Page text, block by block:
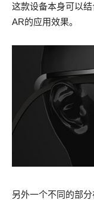
这款设备本身可以
AR的应用效果。
另外一个不同的部